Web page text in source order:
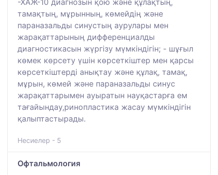
-ХАЖ-10 диагнозын қою және құлақтың,
тамақтың, мұрынның, көмейдің және
параназальды синустың аурулары мен
жарақаттарының дифференциалды
диагностикасын жүргізу мүмкіндігін; - шұғыл
көмек көрсету үшін көрсеткіштер мен қарсы
көрсеткіштерді анықтау және құлақ, тамақ,
мұрын, көмей және параназальды синус
жарақаттарымен ауыратын науқастарға ем
тағайындау,ринопластика жасау мүмкіндігін
қалыптастырады.
Несиелер - 5
Офтальмология